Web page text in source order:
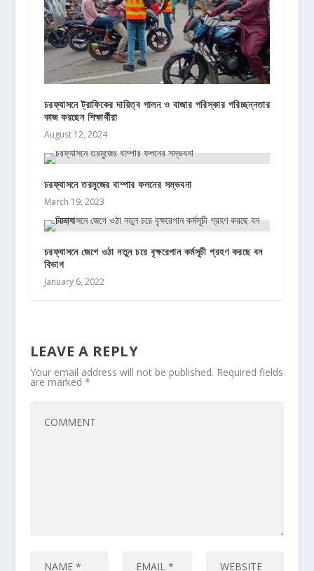
চরফ্যাসনে ট্রাফিকের দায়িত্ব পালন ও বাজার পরিস্কার পরিচ্ছন্নতার
কাজ করছেন শিক্ষার্থীরা
August 12, 2024
চরফ্যাসনে তরমুজের বাম্পার ফলনের সম্ভবনা
March 19, 2023
চরফ্যাসনে জেগে ওঠা নতুন চরে বৃক্ষরেপান কর্মসূচী গ্রহণ করছে বন
বিভাগ
January 6, 2022
LEAVE A REPLY
Your email address will not be published. Required fields
are marked *